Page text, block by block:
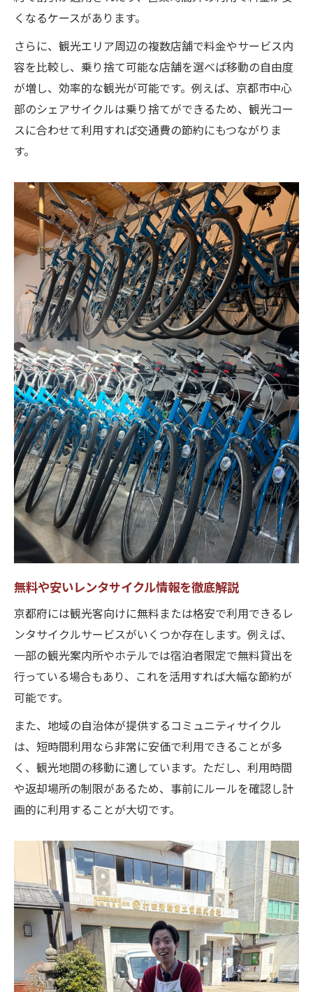
くなるケースがあります。
さらに、観光エリア周辺の複数店舗で料金やサービス内
容を比較し、乗り捨て可能な店舗を選べば移動の自由度
が増し、効率的な観光が可能です。例えば、京都市中心
部のシェアサイクルは乗り捨てができるため、観光コー
スに合わせて利用すれば交通費の節約にもつながりま
す。
無料や安いレンタサイクル情報を徹底解説
京都府には観光客向けに無料または格安で利用できるレ
ンタサイクルサービスがいくつか存在します。例えば、
一部の観光案内所やホテルでは宿泊者限定で無料貸出を
行っている場合もあり、これを活用すれば大幅な節約が
可能です。
また、地域の自治体が提供するコミュニティサイクル
は、短時間利用なら非常に安価で利用できることが多
く、観光地間の移動に適しています。ただし、利用時間
や返却場所の制限があるため、事前にルールを確認し計
画的に利用することが大切です。